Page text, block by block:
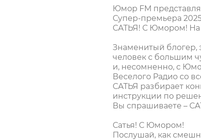
Юмор FM
Супер-премьера
САТЬЯ! С Юмором!
Знаменитый
человек с большим
и, несомненно, с
Веселого Радио со
САТЬЯ разбирает
инструкции по
Вы спрашиваете –
Сатья! С Юмором!
Послушай, как